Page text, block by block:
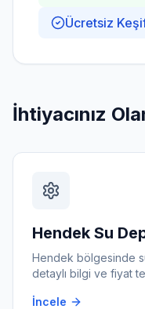
Ücretsiz
İhtiyacınız
Hendek Su
Hendek bölgesinde
detaylı bilgi ve fiyat
İncele